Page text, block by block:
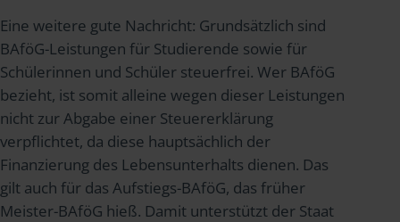
Eine weitere gute Nachricht: Grundsätzlich sind
BAföG-Leistungen für Studierende sowie für
Schülerinnen und Schüler steuerfrei. Wer BAföG
bezieht, ist somit alleine wegen dieser Leistungen
nicht zur Abgabe einer Steuererklärung
verpflichtet, da diese hauptsächlich der
Finanzierung des Lebensunterhalts dienen. Das
gilt auch für das Aufstiegs-BAföG, das früher
Meister-BAföG hieß. Damit unterstützt der Staat